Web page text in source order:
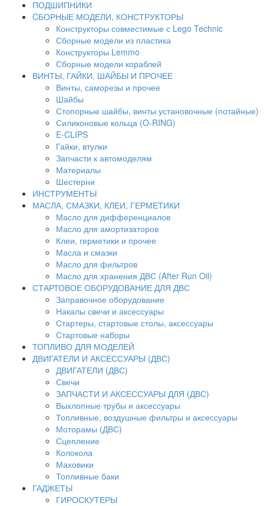
ПОДШИПНИКИ
CБОРНЫЕ МОДЕЛИ, КОНСТРУКТОРЫ
Конструкторы совместимые с Lego Technic
Сборные модели из пластика
Конструкторы Lemmo
Сборные модели кораблей
ВИНТЫ, ГАЙКИ, ШАЙБЫ И ПРОЧЕЕ
Винты, саморезы и прочее
Шайбы
Стопорные шайбы, винты установочные (потайные)
Силиконовые кольца (O-RING)
E-CLIPS
Гайки, втулки
Запчасти к автомоделям
Материалы
Шестерни
ИНСТРУМЕНТЫ
МАСЛА, СМАЗКИ, КЛЕИ, ГЕРМЕТИКИ
Масло для дифференциалов
Масло для амортизаторов
Клеи, герметики и прочее
Масла и смазки
Масло для фильтров
Масло для хранения ДВС (After Run Oil)
СТАРТОВОЕ ОБОРУДОВАНИЕ ДЛЯ ДВС
Заправочное оборудование
Накалы свечи и аксессуары
Стартеры, стартовые столы, аксессуары
Стартовые наборы
ТОПЛИВО ДЛЯ МОДЕЛЕЙ
ДВИГАТЕЛИ И АКСЕССУАРЫ (ДВС)
ДВИГАТЕЛИ (ДВС)
Свечи
ЗАПЧАСТИ И АКСЕССУАРЫ ДЛЯ (ДВС)
Выхлопные трубы и аксессуары
Топливные, воздушные фильтры и аксессуары
Моторамы (ДВС)
Сцепление
Колокола
Маховики
Топливные баки
ГАДЖЕТЫ
ГИРОСКУТЕРЫ